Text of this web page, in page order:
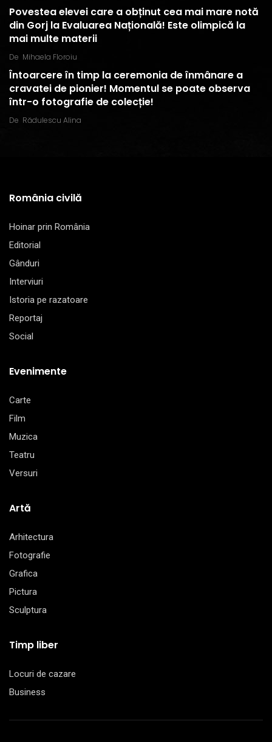
Povestea elevei care a obținut cea mai mare notă
din Gorj la Evaluarea Națională! Este olimpică la
mai multe materii
De Mihaela Floroiu
Întoarcere în timp la ceremonia de înmânare a
cravatei de pionier! Momentul se poate observa
într-o fotografie de colecție!
De Rădulescu Alina
România civilă
Hoinar prin România
Editorial
Gânduri
Interviuri
Istoria pe razatoare
Reportaj
Social
Evenimente
Carte
Film
Muzica
Teatru
Versuri
Artă
Arhitectura
Fotografie
Grafica
Pictura
Sculptura
Timp liber
Locuri de cazare
Business